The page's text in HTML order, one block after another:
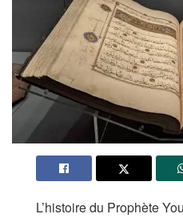
L’histoire du Prophète